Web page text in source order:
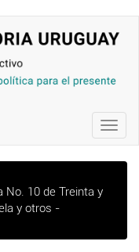
No. 10 de Treinta y
y otros -